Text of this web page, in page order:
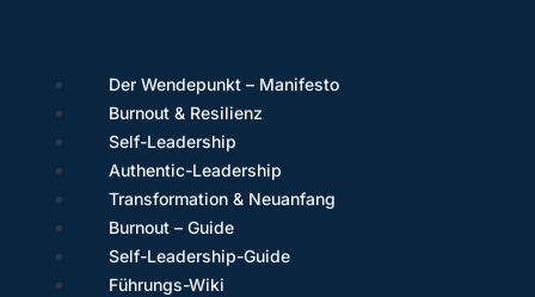
Der Wendepunkt – Manifesto
Burnout & Resilienz
Self-Leadership
Authentic-Leadership
Transformation & Neuanfang
Burnout – Guide
Self-Leadership-Guide
Führungs-Wiki